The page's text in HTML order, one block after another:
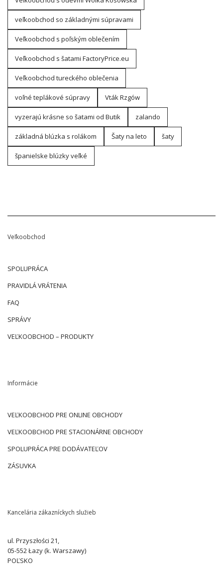
veľkoobchod so základnými súpravami
Veľkoobchod s poľským oblečením
Veľkoobchod s šatami FactoryPrice.eu
Veľkoobchod tureckého oblečenia
voľné teplákové súpravy Vták Rzgów
vyzerajú krásne so šatami od Butik zalando
základná blúzka s rolákom Šaty na leto šaty
španielske blúzky veľké
Veľkoobchod
SPOLUPRÁCA
PRAVIDLÁ VRÁTENIA
FAQ
SPRÁVY
VEĽKOOBCHOD – PRODUKTY
Informácie
VEĽKOOBCHOD PRE ONLINE OBCHODY
VEĽKOOBCHOD PRE STACIONÁRNE OBCHODY
SPOLUPRÁCA PRE DODÁVATEĽOV
ZÁSUVKA
Kancelária zákazníckych služieb
ul. Przyszłości 21,
05-552 Łazy (k. Warszawy)
POĽSKO